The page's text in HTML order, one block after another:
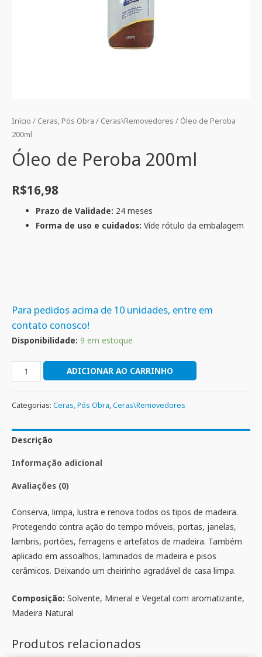
Início / Ceras, Pós Obra / Ceras\Removedores / Óleo de Peroba
200ml
Óleo de Peroba 200ml
R$16,98
Prazo de Validade: 24 meses
Forma de uso e cuidados:Vide rótulo da embalagem
Para pedidos acima de 10 unidades, entre em
contato conosco!
Disponibilidade: 9 em estoque
ADICIONAR AO CARRINHO
Categorias: Ceras, Pós Obra,Ceras\Removedores
Descrição
Informação adicional
Avaliações (0)
Conserva, limpa, lustra e renova todos os tipos de madeira.
Protegendo contra ação do tempo móveis, portas, janelas,
lambris, portões, ferragens e artefatos de madeira. Também
aplicado em assoalhos, laminados de madeira e pisos
cerâmicos. Deixando um cheirinho agradável de casa limpa.
Composição: Solvente, Mineral e Vegetal com aromatizante,
Madeira Natural
Produtos relacionados